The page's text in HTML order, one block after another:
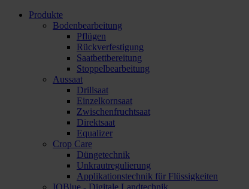
Produkte
Bodenbearbeitung
Pflügen
Rückverfestigung
Saatbettbereitung
Stoppelbearbeitung
Aussaat
Drillsaat
Einzelkornsaat
Zwischenfruchtsaat
Direktsaat
Equalizer
Crop Care
Düngetechnik
Unkrautregulierung
Applikationstechnik für Flüssigkeiten
IQBlue - Digitale Landtechnik